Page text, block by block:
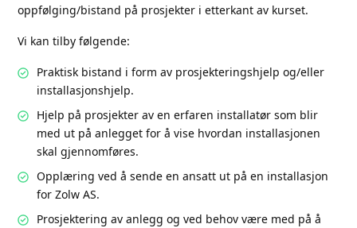
oppfølging/bistand på prosjekter i etterkant av kurset.
Vi kan tilby følgende:
Praktisk bistand i form av prosjekteringshjelp og/eller
installasjonshjelp.
Hjelp på prosjekter av en erfaren installatør som blir
med ut på anlegget for å vise hvordan installasjonen
skal gjennomføres.
Opplæring ved å sende en ansatt ut på en installasjon
for Zolw AS.
Prosjektering av anlegg og ved behov være med på å